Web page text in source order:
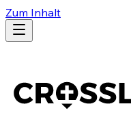
Zum Inhalt